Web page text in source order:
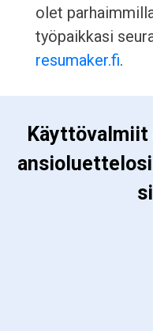
olet
työpaikkasi
resumaker.fi.